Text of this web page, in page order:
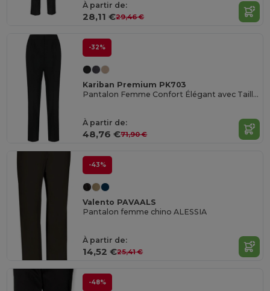
À partir de:
28,11 €29,46 €
-32%
Kariban Premium PK703
Pantalon Femme Confort Élégant avec Taille Élastique
À partir de:
48,76 €71,90 €
-43%
Valento PAVAALS
Pantalon femme chino ALESSIA
À partir de:
14,52 €25,41 €
-48%